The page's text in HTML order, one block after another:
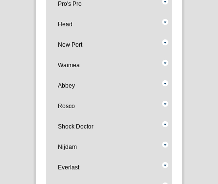
Pro's Pro
Head
New Port
Waimea
Abbey
Rosco
Shock Doctor
Nijdam
Everlast